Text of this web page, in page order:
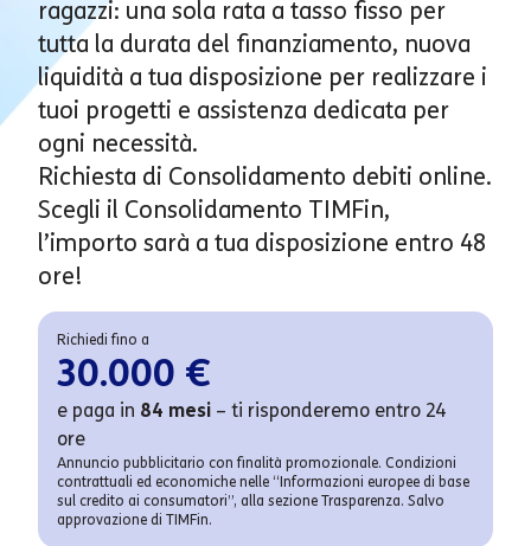
ragazzi: una sola rata a tasso fisso per
tutta la durata del finanziamento, nuova
liquidità a tua disposizione per realizzare i
tuoi progetti e assistenza dedicata per
ogni necessità.
Richiesta di Consolidamento debiti online.
Scegli il Consolidamento TIMFin,
l’importo sarà a tua disposizione entro 48
ore!
Richiedi fino a
30.000 €
e paga in 84 mesi – ti risponderemo entro 24
ore
Annuncio pubblicitario con finalità promozionale. Condizioni
contrattuali ed economiche nelle “Informazioni europee di base
sul credito ai consumatori”, alla sezione Trasparenza. Salvo
approvazione di TIMFin.